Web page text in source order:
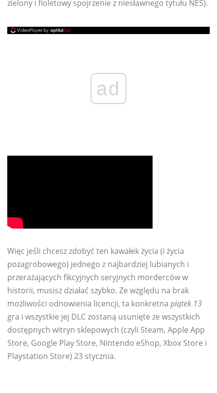
zielony i fioletowy spojrzenie z niesławnego tytułu NES).
ad
Więc jeśli chcesz zdobyć ten kawałek życia (i życia
pozagrobowego) jednego z najbardziej lubianych i
przerażających fikcyjnych seryjnych morderców w
historii, musisz działać szybko. Ze względu na brak
możliwości odnowienia licencji, ta konkretna piątek 13
gra i wszystkie jej DLC zostaną usunięte ze wszystkich
dostępnych witryn sklepowych (czyli Steam, Apple App
Store, Google Play Store, Nintendo eShop, Xbox Store i
Playstation Store) 23 stycznia.